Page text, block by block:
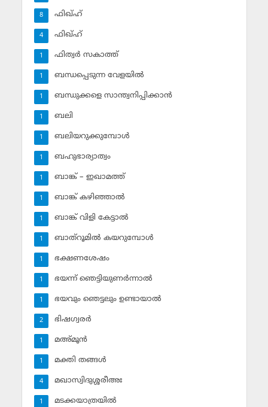
ഫിഖ്ഹ്
8
ഫിഖ്ഹ്‌
4
ഫിത്വര്‍ സകാത്ത്‌
1
ബന്ധപ്പെടുന്ന വേളയില്‍
1
ബന്ധുക്കളെ സാന്ത്വനിപ്പിക്കാന്‍
1
ബലി
1
ബലിയറുക്കുമ്പോള്‍
1
ബഹുഭാര്യാത്വം
1
ബാങ്ക് – ഇഖാമത്ത്
1
ബാങ്ക് കഴിഞ്ഞാല്‍
1
ബാങ്ക് വിളി കേട്ടാല്‍
1
ബാത്‌റൂമില്‍ കയറുമ്പോള്‍
1
ഭക്ഷണശേഷം
1
ഭയന്ന് ഞെട്ടിയുണര്‍ന്നാല്‍
1
ഭയവും ഞെട്ടലും ഉണ്ടായാല്‍
1
ഭിഷഗ്വരര്‍
2
മഅ്മൂന്‍
1
മക്തി തങ്ങള്‍
1
മഖാസ്വിദുശ്ശരീഅഃ
4
മടക്കയാത്രയില്‍
1